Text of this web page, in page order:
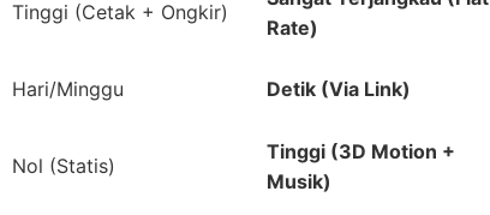
Tinggi (Cetak + Ongkir)
Rate)
Hari/Minggu Detik (Via Link)
Nol (Statis)
Tinggi (3D Motion +
Musik)